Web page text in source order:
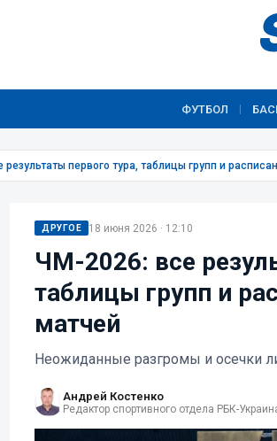
ФУТБОЛ
первого тура, таблицы групп и
ДРУГОЕ 18 июня 2026 · 12:10
ЧМ-2026: все
таблицы групп и
матчей
Неожиданные разгромы и осечки
Андрей Костенко
Редактор спортивного отдела РБК-